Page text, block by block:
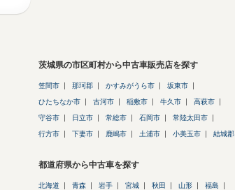
茨城県の市区町村から中古車販売店を探す
笠間市 那珂郡 かすみがうら市 坂東市
ひたちなか市 古河市 稲敷市 牛久市 高萩市
守谷市 日立市 常総市 石岡市 常陸太田市
行方市 下妻市 鹿嶋市 土浦市 小美玉市 結城郡
都道府県から中古車を探す
北海道 青森 岩手 宮城 秋田 山形 福島